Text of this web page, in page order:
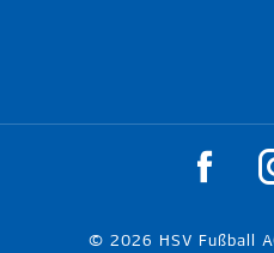
© 2026 HSV Fußball